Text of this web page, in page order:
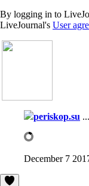
By logging in to
LiveJournal's User
periskop.su ...
December 7